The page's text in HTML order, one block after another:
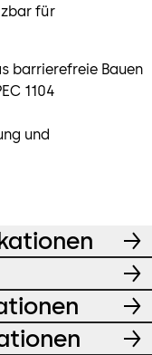
für
barrierefreie Bauen
1104
und